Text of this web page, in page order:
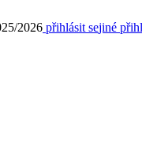
2026 přihlásit sejiné